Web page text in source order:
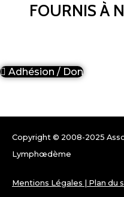
FOURNIS À
Adhésion / Don
Copyright © 2008-2025
Lymphœdème
Mentions Légales Plan du